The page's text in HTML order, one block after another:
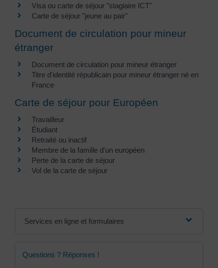
Visa ou carte de séjour "stagiaire ICT"
Carte de séjour "jeune au pair"
Document de circulation pour mineur
étranger
Document de circulation pour mineur étranger
Titre d'identité républicain pour mineur étranger né en
France
Carte de séjour pour Européen
Travailleur
Étudiant
Retraité ou inactif
Membre de la famille d'un européen
Perte de la carte de séjour
Vol de la carte de séjour
Services en ligne et formulaires
Questions ? Réponses !